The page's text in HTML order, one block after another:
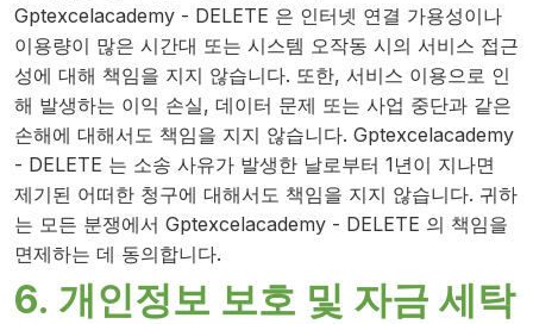
Gptexcelacademy - DELETE 은 인터넷 연결 가용성이나
이용량이 많은 시간대 또는 시스템 오작동 시의 서비스 접근
성에 대해 책임을 지지 않습니다. 또한, 서비스 이용으로 인
해 발생하는 이익 손실, 데이터 문제 또는 사업 중단과 같은
손해에 대해서도 책임을 지지 않습니다. Gptexcelacademy
- DELETE 는 소송 사유가 발생한 날로부터 1년이 지나면
제기된 어떠한 청구에 대해서도 책임을 지지 않습니다. 귀하
는 모든 분쟁에서 Gptexcelacademy - DELETE 의 책임을
면제하는 데 동의합니다.
6. 개인정보 보호 및 자금 세탁